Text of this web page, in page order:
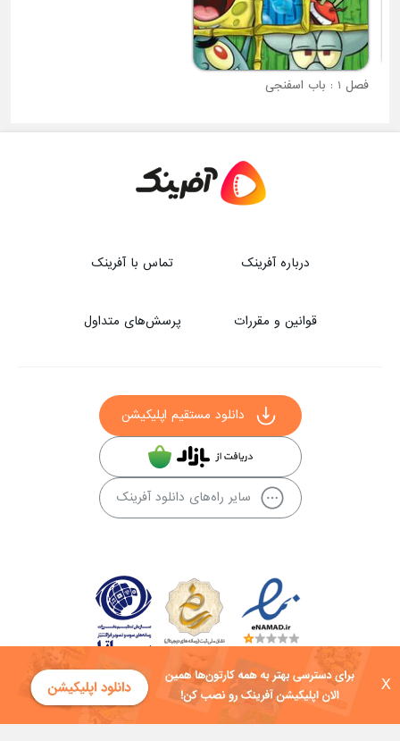
X
فصل 1 : باب اسفنجی
درباره آفرینک تماس با آفرینک
قوانین و مقررات پرسش‌های متداول
دانلود مستقیم اپلیکیشن
سایر راه‌های دانلود آفرینک
کلیه حقوق این سایت به شرکت توسعه فناوی هفت آسمان توکان تعلق دارد و